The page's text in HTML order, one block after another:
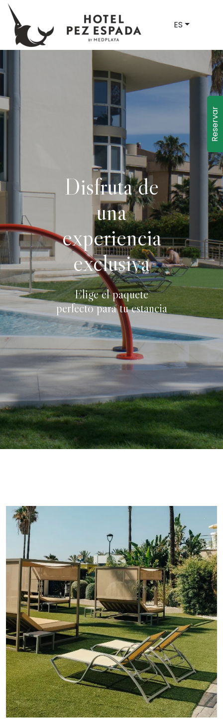
Reservar
ES
Disfruta de
una
experiencia
exclusiva
Elige el paquete
perfecto para tu estancia